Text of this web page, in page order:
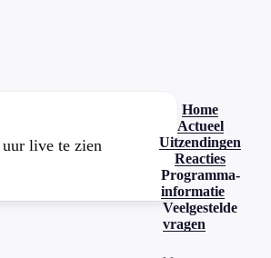
uur live te zien
Home
Actueel
Uitzendingen
Reacties
Programma-
informatie
Veelgestelde
vragen